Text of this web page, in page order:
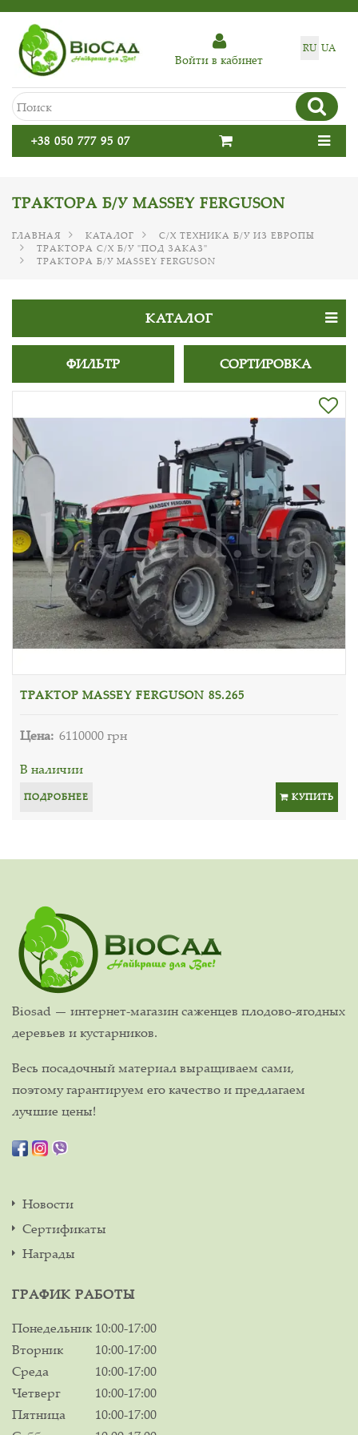
RU UA
Войти в кабинет
+38 050 777 95 07
ТРАКТОРА Б/У MASSEY FERGUSON
ГЛАВНАЯ КАТАЛОГ
С/Х ТЕХНИКА Б/У ИЗ ЕВРОПЫ
ТРАКТОРА С/Х Б/У "ПОД ЗАКАЗ"
ТРАКТОРА Б/У MASSEY FERGUSON
КАТАЛОГ
ФИЛЬТР СОРТИРОВКА
ТРАКТОР MASSEY FERGUSON 8S.265
Цена: 6110000 грн
В наличии
ПОДРОБНЕЕ КУПИТЬ
Biosad — интернет-магазин саженцев плодово-ягодных
деревьев и кустарников.
Весь посадочный материал выращиваем сами,
поэтому гарантируем его качество и предлагаем
лучшие цены!
Новости
Сертификаты
Награды
ГРАФИК РАБОТЫ
Понедельник 10:00-17:00
Вторник
10:00-17:00
Среда
10:00-17:00
Четверг
10:00-17:00
Пятница
10:00-17:00